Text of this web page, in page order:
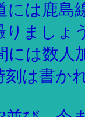
には鹿島
りまし
には数人
刻は書か